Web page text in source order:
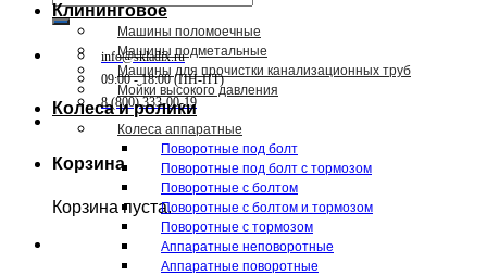
info@skladix.ru
09:00 - 18:00 (ПН-ПТ)
8 (800) 333-00-19
Корзина
Корзина пуста.
Клининговое
Машины поломоечные
Машины подметальные
Машины для прочистки канализационных труб
Мойки высокого давления
Колеса и ролики
Колеса аппаратные
Поворотные под болт
Поворотные под болт с тормозом
Поворотные с болтом
Поворотные с болтом и тормозом
Поворотные с тормозом
Аппаратные неповоротные
Аппаратные поворотные